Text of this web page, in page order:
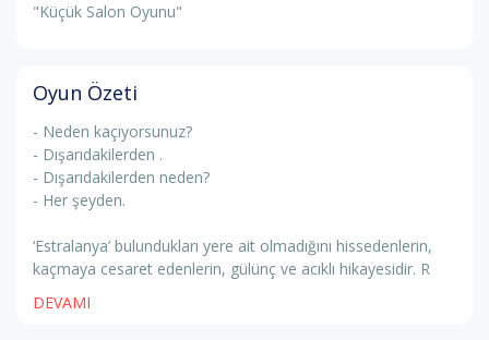
"Küçük Salon Oyunu"
Oyun Özeti
- Neden kaçıyorsunuz?
- Dışarıdakilerden .
- Dışarıdakilerden neden?
- Her şeyden.
‘Estralanya’ bulundukları yere ait olmadığını hissedenlerin,
kaçmaya cesaret edenlerin, gülünç ve acıklı hikayesidir. R
DEVAMI